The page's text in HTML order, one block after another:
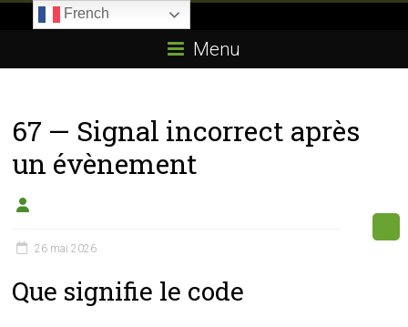
E85.com
passion
boîtier
éthanol
Menu
67 — Signal incorrect après
un évènement
26 mai 2026
Que signifie le code
French